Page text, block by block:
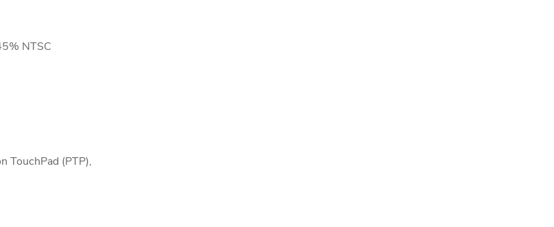
NTSC
TouchPad (PTP),